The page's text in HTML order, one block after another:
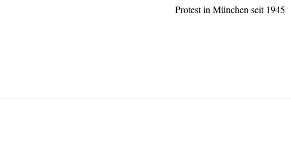
Protest in München seit 1945